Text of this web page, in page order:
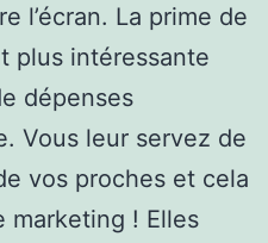
l’écran. La prime de
plus intéressante
dépenses
Vous leur servez de
vos proches et cela
marketing ! Elles